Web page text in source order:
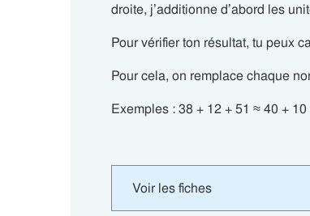
droite, j’additionne d’abord les
Pour vérifier ton résultat, tu peux
Pour cela, on remplace chaque
Exemples : 38 + 12 + 51 ≈ 40 +
Voir les fiches